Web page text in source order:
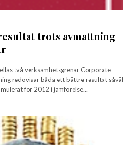
trots avmattning
två verksamhetsgrenar Corporate
redovisar båda ett bättre resultat såväl
för 2012 i jämförelse...